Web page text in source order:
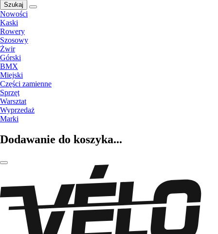
Szukaj
Nowości
Kaski
Rowery
Szosowy
Żwir
Górski
BMX
Miejski
Części zamienne
Sprzęt
Warsztat
Wyprzedaż
Marki
Dodawanie do koszyka...